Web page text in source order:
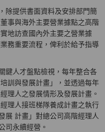
除提供書面資料及安排部門簡
事與海外主要營業據點之高階
地訪查國內外主要之營業據
務重要流程，俾利於給予指導
鍵人才盤點檢視，每年整合各
訓與發展計畫」，並透過每年
理人之發展情形及發展計畫。
理人接班梯隊養成計畫之執行
展 計畫」對總公司高階經理人
司永續經營。